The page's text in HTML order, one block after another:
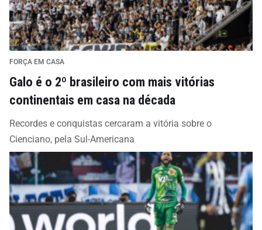
FORÇA EM CASA
Galo é o 2º brasileiro com mais vitórias
continentais em casa na década
Recordes e conquistas cercaram a vitória sobre o
Cienciano, pela Sul-Americana